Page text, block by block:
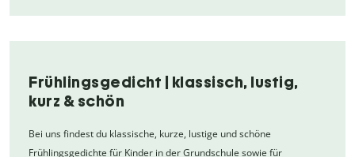
Frühlingsgedicht | klassisch, lustig,
kurz & schön
Bei uns findest du klassische, kurze, lustige und schöne
Frühlingsgedichte für Kinder in der Grundschule sowie für